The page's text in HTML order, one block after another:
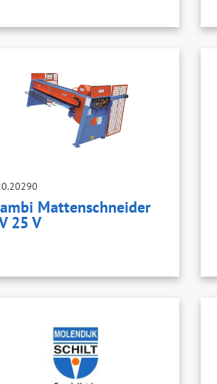
Mattenschneider
25 V